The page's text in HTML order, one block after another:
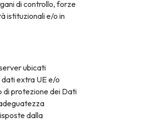
di controllo, forze
istituzionali e/o in
ubicati
dati extra UE e/o
di protezione dei Dati
dalla